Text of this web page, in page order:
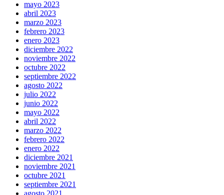
mayo 2023
abril 2023
marzo 2023
febrero 2023
enero 2023
diciembre 2022
noviembre 2022
octubre 2022
septiembre 2022
agosto 2022
julio 2022
junio 2022
mayo 2022
abril 2022
marzo 2022
febrero 2022
enero 2022
diciembre 2021
noviembre 2021
octubre 2021
septiembre 2021
agosto 2021